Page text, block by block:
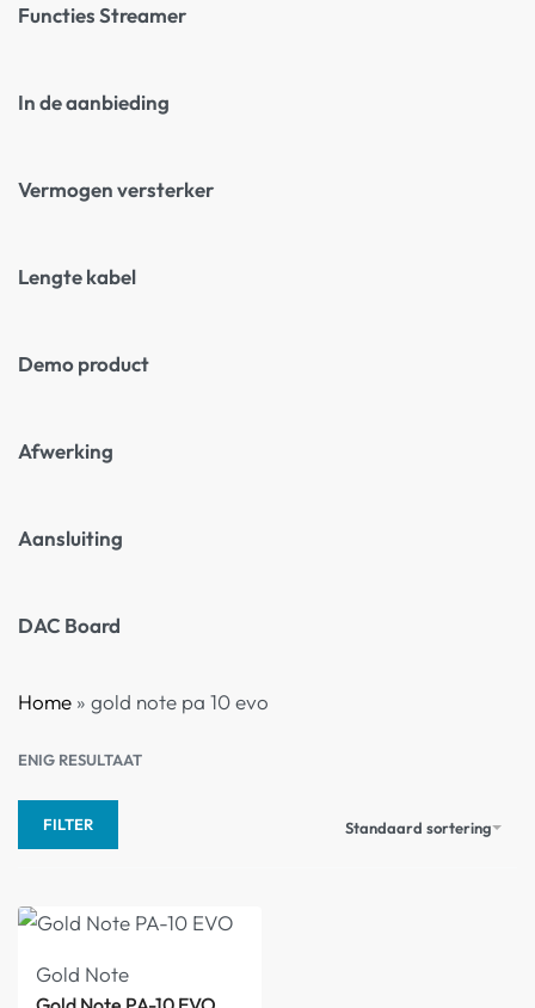
Functies Streamer
In de aanbieding
Vermogen versterker
Lengte kabel
Demo product
Afwerking
Aansluiting
DAC Board
Home » gold note pa 10 evo
ENIG RESULTAAT
Standaard sortering
FILTER
Gold Note